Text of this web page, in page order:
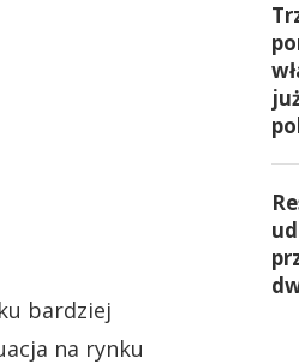
bardziej
na rynku